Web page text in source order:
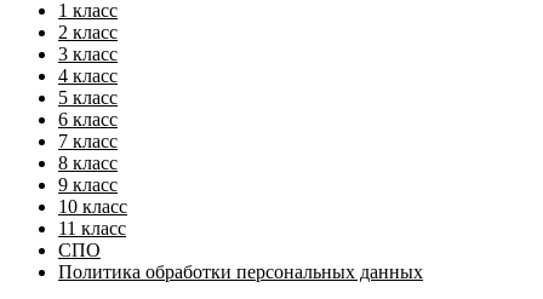
1 класс
2 класс
3 класс
4 класс
5 класс
6 класс
7 класс
8 класс
9 класс
10 класс
11 класс
СПО
Политика обработки персональных данных